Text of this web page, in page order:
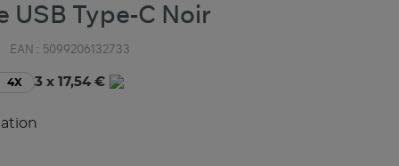
Type-C Noir
EAN : 5099206132733
4X 3 x 17,54 €